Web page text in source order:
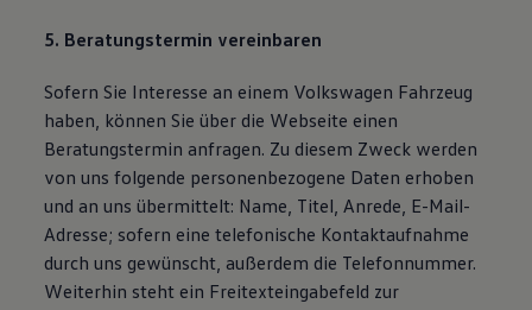
5. Beratungstermin vereinbaren
Sofern Sie Interesse an einem Volkswagen Fahrzeug
haben, können Sie über die Webseite einen
Beratungstermin anfragen. Zu diesem Zweck werden
von uns folgende personenbezogene Daten erhoben
und an uns übermittelt: Name, Titel, Anrede, E-Mail-
Adresse; sofern eine telefonische Kontaktaufnahme
durch uns gewünscht, außerdem die Telefonnummer.
Weiterhin steht ein Freitexteingabefeld zur